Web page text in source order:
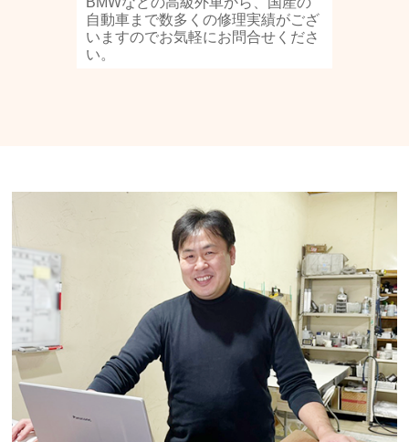
自動車まで数多くの修理実績がござ
いますのでお気軽にお問合せくださ
い。